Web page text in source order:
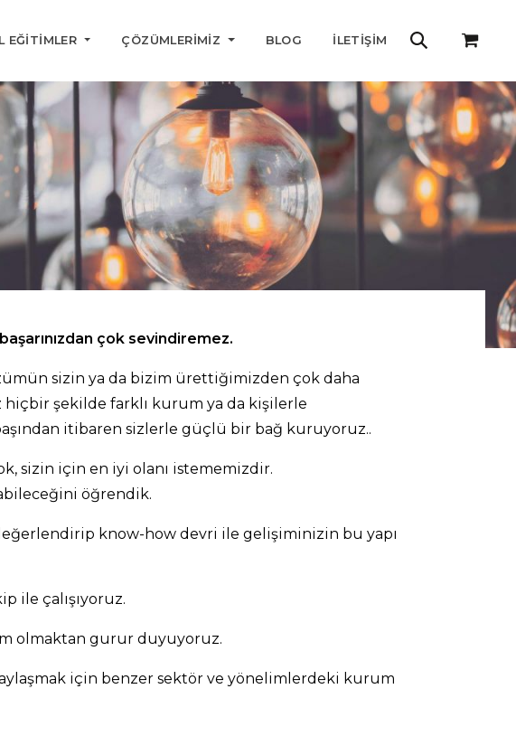
EĞITIMLER ÇÖZÜMLERIMIZ BLOG İLETIŞIM
çok sevindiremez.
sizin ya da bizim ürettiğimizden çok daha
hiçbir şekilde farklı kurum ya da kişilerle
itibaren sizlerle güçlü bir bağ kuruyoruz..
sizin için en iyi olanı istememizdir.
öğrendik.
know-how devri ile gelişiminizin bu yapı
ile çalışıyoruz.
olmaktan gurur duyuyoruz.
için benzer sektör ve yönelimlerdeki kurum